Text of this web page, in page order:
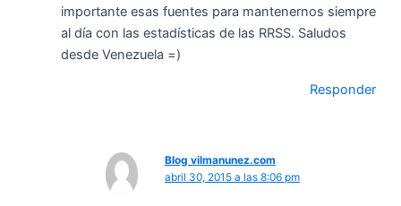
importante esas fuentes para mantenernos siempre
al día con las estadísticas de las RRSS. Saludos
desde Venezuela =)
Responder
Blog vilmanunez.com
abril 30, 2015 a las 8:06 pm